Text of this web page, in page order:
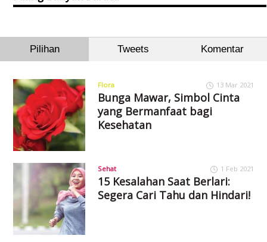
Pilihan Tweets Komentar
Flora 13 Mar 2021
Bunga Mawar, Simbol Cinta
yang Bermanfaat bagi
Kesehatan
Sehat 1 Feb 2021
15 Kesalahan Saat Berlari:
Segera Cari Tahu dan Hindari!